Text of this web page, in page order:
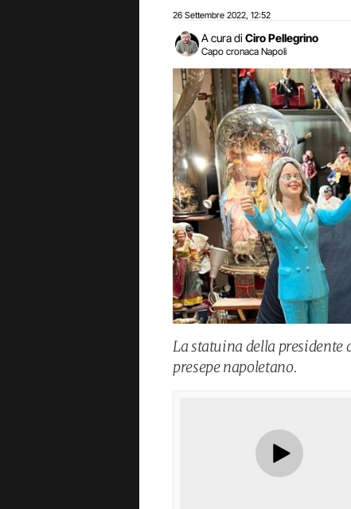
26 Settembre 2022 12:52
A cura di Ciro Pellegrino
Capo cronaca Napoli
La statuina della
presepe napoletano.